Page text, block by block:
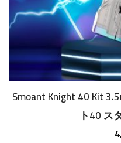
Smoant Knight 40 Kit
ト40 ス